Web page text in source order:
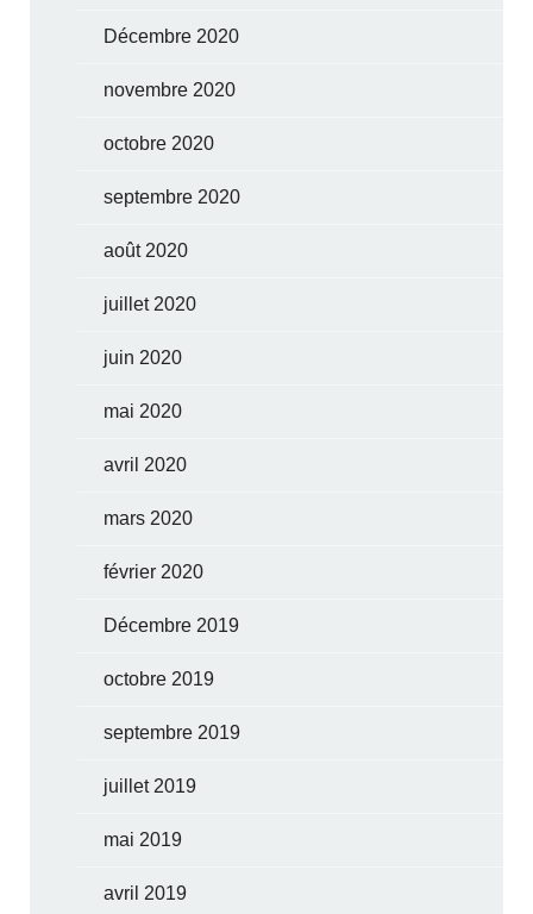
Décembre 2020
novembre 2020
octobre 2020
septembre 2020
août 2020
juillet 2020
juin 2020
mai 2020
avril 2020
mars 2020
février 2020
Décembre 2019
octobre 2019
septembre 2019
juillet 2019
mai 2019
avril 2019